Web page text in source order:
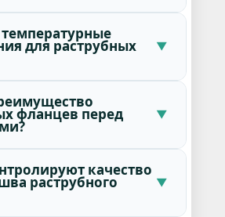
для раструбных
фланцев перед
качество
раструбного